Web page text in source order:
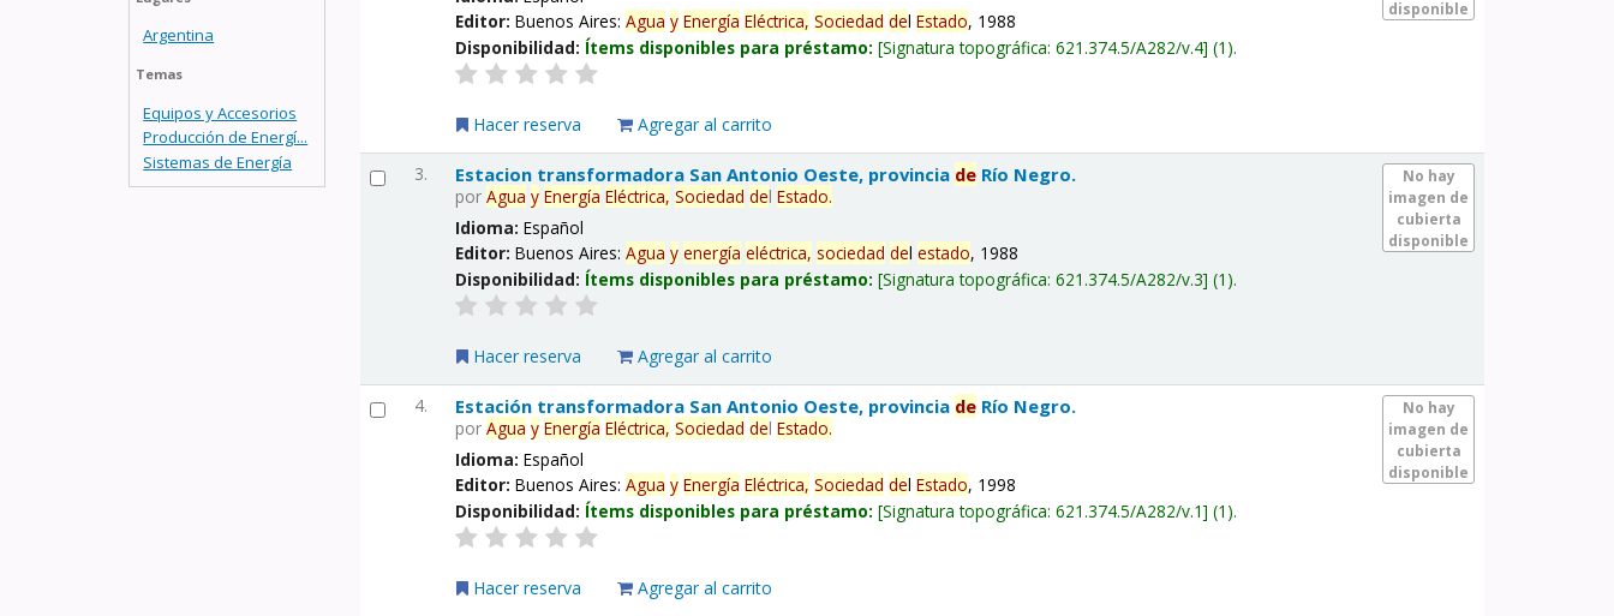
Argentina
Temas
Equipos y Accesorios
Producción de Energí...
Sistemas de Energía
disponible
Editor:Buenos Aires:Agua y Energía Eléctrica, Sociedad delEstado, 1988
Disponibilidad: Ítems disponibles para préstamo: Signatura topográfica:621.374.5/A282/v.4 (1).
Hacer reserva Agregar al carrito
3.
No hay
imagen de
cubierta
disponible
Estacion transformadora San Antonio Oeste, provincia de Río Negro.
porAgua y Energía Eléctrica, Sociedad delEstado.
Idioma:Español
Editor:Buenos Aires:Agua y energía eléctrica, sociedad delestado, 1988
Disponibilidad: Ítems disponibles para préstamo: Signatura topográfica:621.374.5/A282/v.3 (1).
Hacer reserva Agregar al carrito
4.
No hay
imagen de
cubierta
disponible
Estación transformadora San Antonio Oeste, provincia de Río Negro.
porAgua y Energía Eléctrica, Sociedad delEstado.
Idioma:Español
Editor:Buenos Aires:Agua y Energía Eléctrica, Sociedad delEstado, 1998
Disponibilidad: Ítems disponibles para préstamo: Signatura topográfica:621.374.5/A282/v.1 (1).
Hacer reserva Agregar al carrito